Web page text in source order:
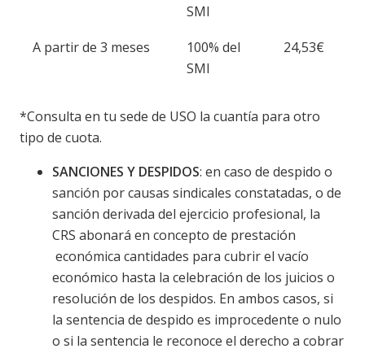
SMI
A partir de 3 meses
100% del
SMI
24,53€
*Consulta en tu sede de USO la cuantía para otro
tipo de cuota.
SANCIONES Y DESPIDOS: en caso de despido o
sanción por causas sindicales constatadas, o de
sanción derivada del ejercicio profesional, la
CRS abonará en concepto de prestación
económica cantidades para cubrir el vacío
económico hasta la celebración de los juicios o
resolución de los despidos. En ambos casos, si
la sentencia de despido es improcedente o nulo
o si la sentencia le reconoce el derecho a cobrar